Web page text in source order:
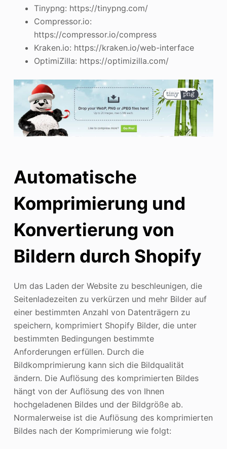
Tinypng: https://tinypng.com/
Compressor.io:
https://compressor.io/compress
Kraken.io: https://kraken.io/web-interface
OptimiZilla: https://optimizilla.com/
Automatische
Komprimierung und
Konvertierung von
Bildern durch Shopify
Um das Laden der Website zu beschleunigen, die
Seitenladezeiten zu verkürzen und mehr Bilder auf
einer bestimmten Anzahl von Datenträgern zu
speichern, komprimiert Shopify Bilder, die unter
bestimmten Bedingungen bestimmte
Anforderungen erfüllen. Durch die
Bildkomprimierung kann sich die Bildqualität
ändern. Die Auflösung des komprimierten Bildes
hängt von der Auflösung des von Ihnen
hochgeladenen Bildes und der Bildgröße ab.
Normalerweise ist die Auflösung des komprimierten
Bildes nach der Komprimierung wie folgt: